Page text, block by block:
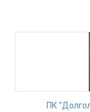
ПК